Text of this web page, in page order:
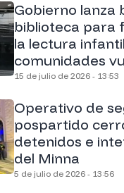
Gobierno lanza
biblioteca para
la lectura
comunidades
15 de julio de 2026 - 13:53
Operativo de
pospartido
detenidos e
del Minna
5 de julio de 2026 - 13:56